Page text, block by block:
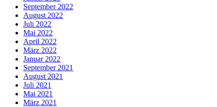
September 2022
August 2022
Juli 2022
Mai 2022
April 2022
März 2022
Januar 2022
September 2021
August 2021
Juli 2021
Mai 2021
März 2021